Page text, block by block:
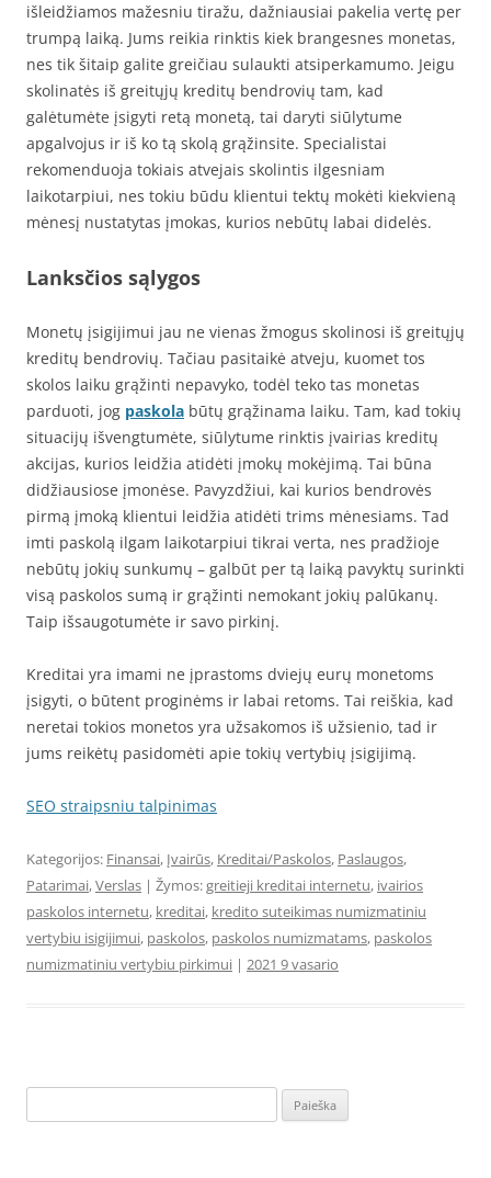
išleidžiamos mažesniu tiražu, dažniausiai pakelia vertę per
trumpą laiką. Jums reikia rinktis kiek brangesnes monetas,
nes tik šitaip galite greičiau sulaukti atsiperkamumo. Jeigu
skolinatės iš greitųjų kreditų bendrovių tam, kad
galėtumėte įsigyti retą monetą, tai daryti siūlytume
apgalvojus ir iš ko tą skolą grąžinsite. Specialistai
rekomenduoja tokiais atvejais skolintis ilgesniam
laikotarpiui, nes tokiu būdu klientui tektų mokėti kiekvieną
mėnesį nustatytas įmokas, kurios nebūtų labai didelės.
Lanksčios sąlygos
Monetų įsigijimui jau ne vienas žmogus skolinosi iš greitųjų
kreditų bendrovių. Tačiau pasitaikė atveju, kuomet tos
skolos laiku grąžinti nepavyko, todėl teko tas monetas
parduoti, jog paskola būtų grąžinama laiku. Tam, kad tokių
situacijų išvengtumėte, siūlytume rinktis įvairias kreditų
akcijas, kurios leidžia atidėti įmokų mokėjimą. Tai būna
didžiausiose įmonėse. Pavyzdžiui, kai kurios bendrovės
pirmą įmoką klientui leidžia atidėti trims mėnesiams. Tad
imti paskolą ilgam laikotarpiui tikrai verta, nes pradžioje
nebūtų jokių sunkumų – galbūt per tą laiką pavyktų surinkti
visą paskolos sumą ir grąžinti nemokant jokių palūkanų.
Taip išsaugotumėte ir savo pirkinį.
Kreditai yra imami ne įprastoms dviejų eurų monetoms
įsigyti, o būtent proginėms ir labai retoms. Tai reiškia, kad
neretai tokios monetos yra užsakomos iš užsienio, tad ir
jums reikėtų pasidomėti apie tokių vertybių įsigijimą.
SEO straipsniu talpinimas
Kategorijos: Finansai, Įvairūs, Kreditai/Paskolos, Paslaugos,
Patarimai,Verslas | Žymos:greitieji kreditai internetu, ivairios
paskolos internetu, kreditai, kredito suteikimas numizmatiniu
vertybiu isigijimui, paskolos, paskolos numizmatams, paskolos
numizmatiniu vertybiu pirkimui | 2021 9 vasario